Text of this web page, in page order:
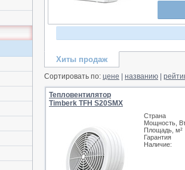
Хиты продаж
Сортировать по: цене названию
Тепловентилятор
Timberk TFH S20SMX
Страна
Мощность,
Площадь, м²
Гарантия
Наличие: